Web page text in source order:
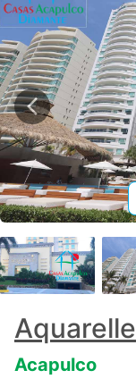
Aquarelle
Acapulco